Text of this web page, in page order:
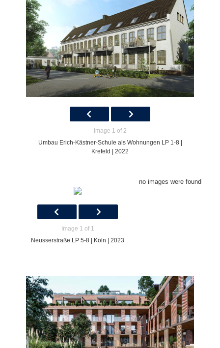
Image 1 of 2
Umbau Erich-Kästner-Schule als Wohnungen LP 1-8 |
Krefeld | 2022
Image 1 of 1
Neusserstraße LP 5-8 | Köln | 2023
no images were found